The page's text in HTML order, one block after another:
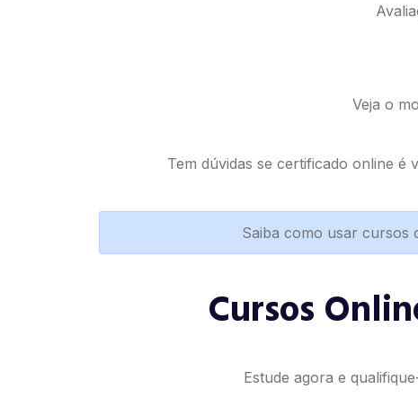
Veja o
Tem dúvidas se certificado online
Saiba como usar cursos
Cursos
Estude agora e